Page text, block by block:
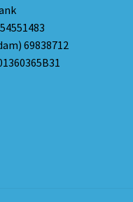
69838712